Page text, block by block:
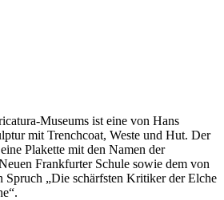
Museums ist eine von Hans
mit Trenchcoat, Weste und Hut. Der
Plakette mit den Namen der
Frankfurter Schule sowie dem von
Spruch „Die schärfsten Kritiker der Elche